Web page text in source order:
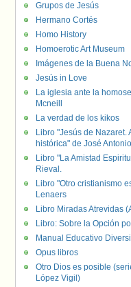
Grupos de Jesús
Hermano Cortés
Homo History
Homoerotic Art Museum
Imágenes de la Buena
Jesús in Love
La iglesia ante la
Mcneill
La verdad de los kikos
Libro "Jesús de Nazaret.
histórica" de José
Libro "La Amistad
Rieval.
Libro "Otro cristianismo
Lenaers
Libro Miradas Atrevidas
Libro: Sobre la Opción
Manual Educativo
Opus libros
Otro Dios es posible
López Vigil)